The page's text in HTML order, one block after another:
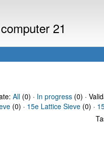
21
All(0) · In progress(0) ·
(0) · 15e Lattice Sieve (0) ·